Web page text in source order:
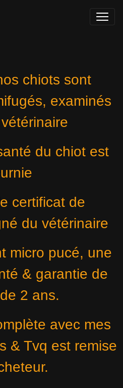
chiots sont
examinés
du chiot est
certificat de
du vétérinaire
micro pucé, une
& garantie de
2 ans.
avec mes
& Tvq est remise